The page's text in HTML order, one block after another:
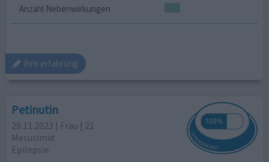
Anzahl Nebenwirkungen
ihre erfahrung
Petinutin
28.11.2023 | Frau | 21
Mesuximid
Epilepsie